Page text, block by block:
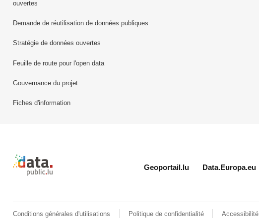
ouvertes
Demande de réutilisation de données publiques
Stratégie de données ouvertes
Feuille de route pour l'open data
Gouvernance du projet
Fiches d'information
Retour à l'accueil de data.public.lu
Geoportail.lu Data.Europa.eu
Conditions générales d'utilisations Politique de confidentialité Accessibilité